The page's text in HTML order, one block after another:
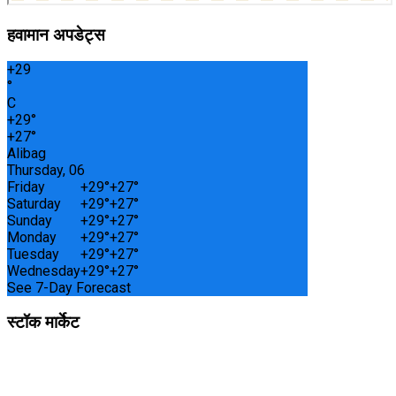
हवामान अपडेट्स
+29
°
C
+29°
+27°
Alibag
Thursday, 06
Friday
+29°+27°
Saturday
+29°+27°
Sunday
+29°+27°
Monday
+29°+27°
Tuesday
+29°+27°
Wednesday+29°+27°
See 7-Day Forecast
स्टॉक मार्केट